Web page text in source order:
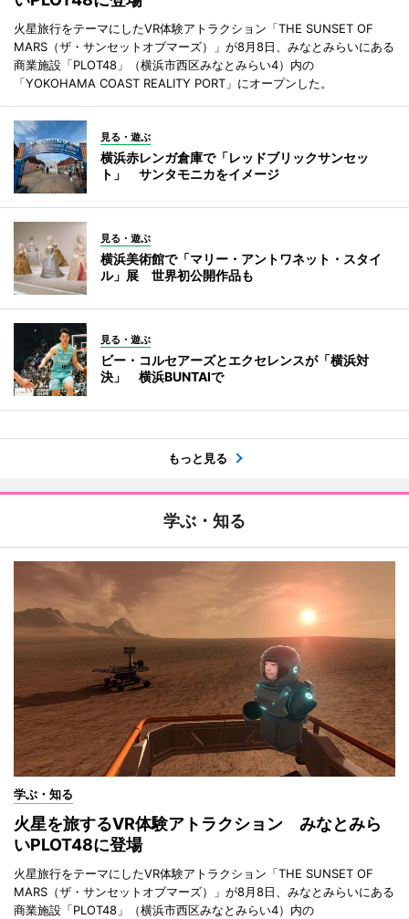
火星旅行をテーマにしたVR体験アトラクション「THE SUNSET OF
MARS（ザ・サンセットオブマーズ）」が8月8日、みなとみらいにある
商業施設「PLOT48」（横浜市西区みなとみらい4）内の
「YOKOHAMA COAST REALITY PORT」にオープンした。
見る・遊ぶ
横浜赤レンガ倉庫で「レッドブリックサンセッ
ト」 サンタモニカをイメージ
見る・遊ぶ
横浜美術館で「マリー・アントワネット・スタイ
ル」展 世界初公開作品も
見る・遊ぶ
ビー・コルセアーズとエクセレンスが「横浜対
決」 横浜BUNTAIで
もっと見る
学ぶ・知る
学ぶ・知る
火星を旅するVR体験アトラクション みなとみら
いPLOT48に登場
火星旅行をテーマにしたVR体験アトラクション「THE SUNSET OF
MARS（ザ・サンセットオブマーズ）」が8月8日、みなとみらいにある
商業施設「PLOT48」（横浜市西区みなとみらい4）内の